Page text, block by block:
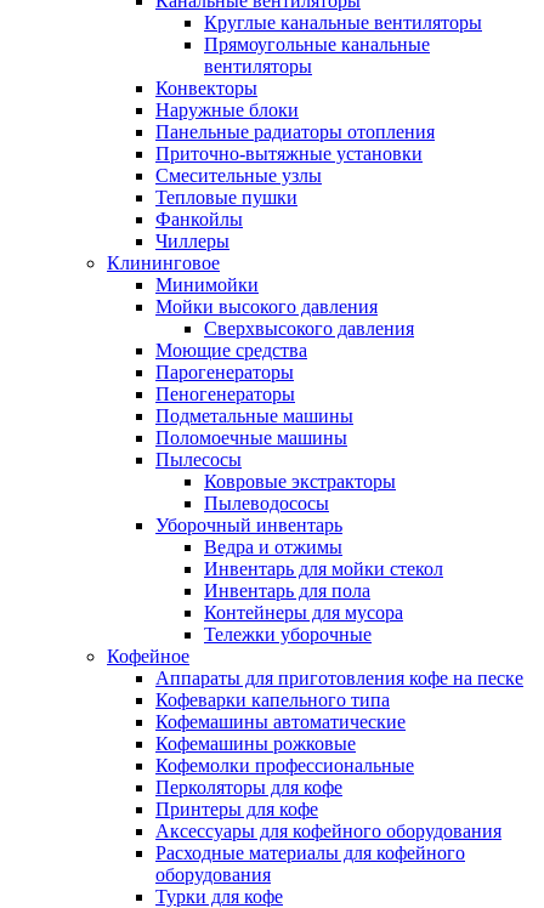
Круглые канальные вентиляторы
Прямоугольные канальные
вентиляторы
Конвекторы
Наружные блоки
Панельные радиаторы отопления
Приточно-вытяжные установки
Смесительные узлы
Тепловые пушки
Фанкойлы
Чиллеры
Клининговое
Минимойки
Мойки высокого давления
Сверхвысокого давления
Моющие средства
Парогенераторы
Пеногенераторы
Подметальные машины
Поломоечные машины
Пылесосы
Ковровые экстракторы
Пылеводососы
Уборочный инвентарь
Ведра и отжимы
Инвентарь для мойки стекол
Инвентарь для пола
Контейнеры для мусора
Тележки уборочные
Кофейное
Аппараты для приготовления кофе на песке
Кофеварки капельного типа
Кофемашины автоматические
Кофемашины рожковые
Кофемолки профессиональные
Перколяторы для кофе
Принтеры для кофе
Аксессуары для кофейного оборудования
Расходные материалы для кофейного
оборудования
Турки для кофе